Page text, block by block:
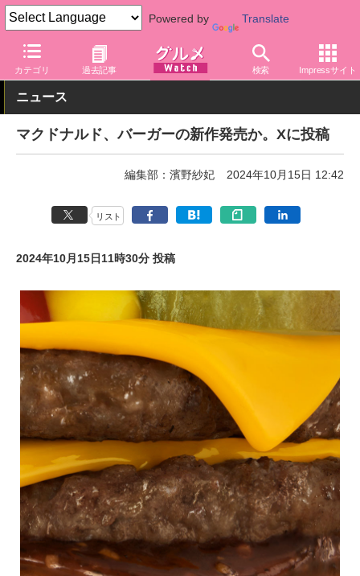
Powered by Translate
カテゴリ 過去記事 検索 Impressサイト
グルメ Watch 店舗 ファストフード マクドナルド
ニュース
マクドナルド、バーガーの新作発売か。Xに投稿
編集部：濱野紗妃 2024年10月15日 12:42
リスト
2024年10月15日11時30分 投稿